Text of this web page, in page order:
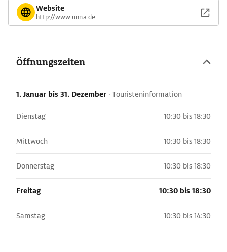
Website
http://www.unna.de
Öffnungszeiten
1. Januar bis 31. Dezember · Touristeninformation
Dienstag 10:30 bis 18:30
Mittwoch 10:30 bis 18:30
Donnerstag 10:30 bis 18:30
Freitag 10:30 bis 18:30
Samstag 10:30 bis 14:30